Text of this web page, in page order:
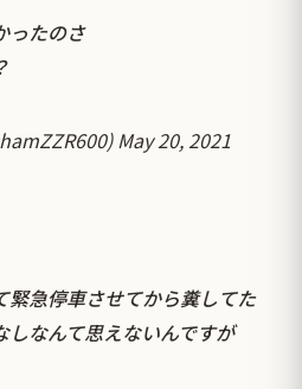
ったのさ
May 20, 2021
緊急停車させてから糞してた
しなんて思えないんですが